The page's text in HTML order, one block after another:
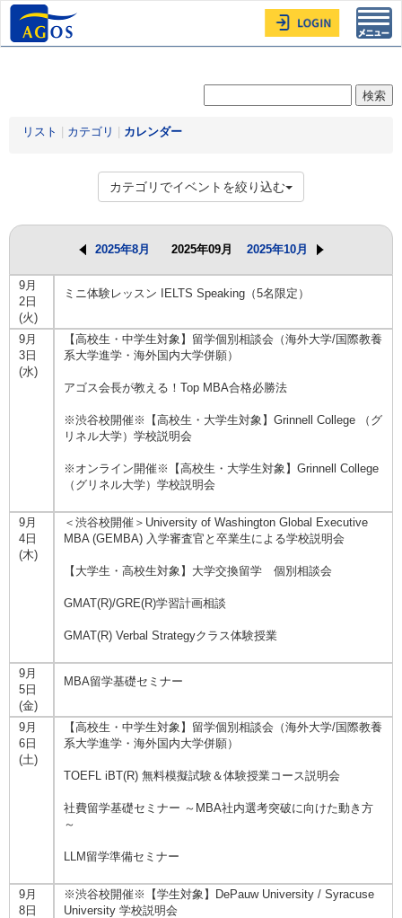
リスト カテゴリ カレンダー
カテゴリでイベントを絞り込む
2025年8月 2025年09月 2025年10月
9月
2日
(火)
ミニ体験レッスン IELTS Speaking（5名限定）
9月
3日
(水)
【高校生・中学生対象】留学個別相談会（海外大学/国際教養
系大学進学・海外国内大学併願）
アゴス会長が教える！Top MBA合格必勝法
※渋谷校開催※【高校生・大学生対象】Grinnell College （グ
リネル大学）学校説明会
※オンライン開催※【高校生・大学生対象】Grinnell College
（グリネル大学）学校説明会
9月
4日
(木)
＜渋谷校開催＞University of Washington Global Executive
MBA (GEMBA) 入学審査官と卒業生による学校説明会
【大学生・高校生対象】大学交換留学 個別相談会
GMAT(R)/GRE(R)学習計画相談
GMAT(R) Verbal Strategyクラス体験授業
9月
5日
(金)
MBA留学基礎セミナー
9月
6日
(土)
【高校生・中学生対象】留学個別相談会（海外大学/国際教養
系大学進学・海外国内大学併願）
TOEFL iBT(R) 無料模擬試験＆体験授業コース説明会
社費留学基礎セミナー ～MBA社内選考突破に向けた動き方
～
LLM留学準備セミナー
9月
8日
※渋谷校開催※【学生対象】DePauw University / Syracuse
University 学校説明会